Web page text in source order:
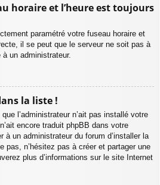
horaire et l’heure est toujours
paramétré votre fuseau horaire et
il se peut que le serveur ne soit pas à
à un administrateur.
la liste !
l’administrateur n’ait pas installé votre
encore traduit phpBB dans votre
à un administrateur du forum d’installer la
pas, n’hésitez pas à créer et partager une
plus d’informations sur le site Internet